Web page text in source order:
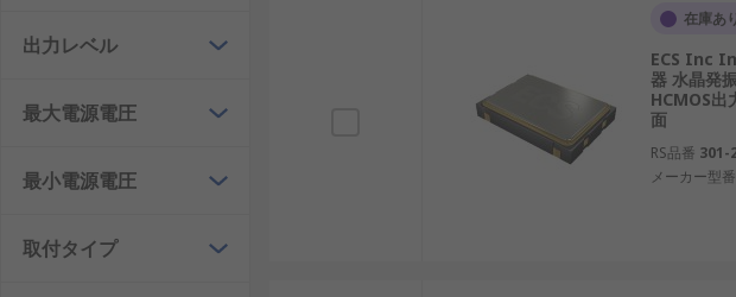
水晶発振器を利用することで得られる主な利点は以下の通りです。
高精度: 非常に安定した周波数を提供し、時計や通信機器に最適です。例:
耐久性: 長期間使用しても性能が維持されます。例: 車載電子制御ユニット
低消費電力: バッテリー駆動の小型デバイスで省電力動作が可能です。例:
多様な周波数選択: 32.768kHzから数十MHzまで幅広い周波数が選べます
出力レベル
最大電源電圧
最小電源電圧
取付タイプ
在庫あり
ECS Inc
器 水晶発
HCMOS出
面
RS品番 301-
メーカー型番